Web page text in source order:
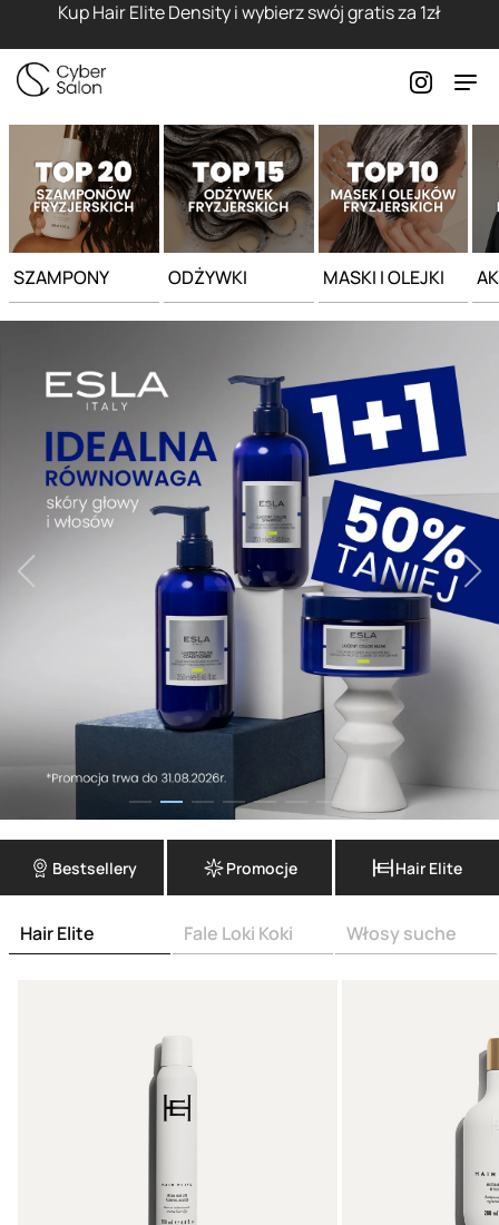
Kup Hair Elite Density i wybierz swój gratis za 1zł
SZAMPONY ODŻYWKI MASKI I OLEJKI
Bestsellery Promocje Hair Elite
Hair Elite Fale Loki Koki Włosy suche